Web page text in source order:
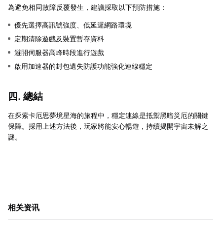
為避免相同故障反覆發生，建議採取以下預防措施：
優先選擇高訊號強度、低延遲網路環境
定期清除遊戲及裝置暫存資料
避開伺服器高峰時段進行遊戲
啟用加速器的封包遺失防護功能強化連線穩定
四. 總結
在探索卡厄思夢境星海的旅程中，穩定連線是抵禦黑暗災厄的關鍵
保障。採用上述方法後，玩家將能安心暢遊，持續揭開宇宙未解之
謎。
相关资讯